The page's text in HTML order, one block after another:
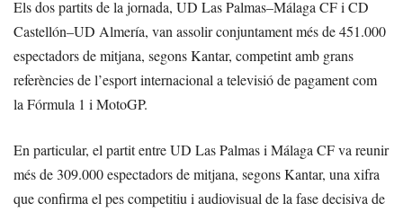
Els dos partits de la jornada, UD Las Palmas–Málaga CF i CD
Castellón–UD Almería, van assolir conjuntament més de 451.000
espectadors de mitjana, segons Kantar, competint amb grans
referències de l’esport internacional a televisió de pagament com
la Fórmula 1 i MotoGP.
En particular, el partit entre UD Las Palmas i Málaga CF va reunir
més de 309.000 espectadors de mitjana, segons Kantar, una xifra
que confirma el pes competitiu i audiovisual de la fase decisiva de